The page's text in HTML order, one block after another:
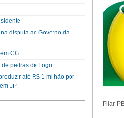
disputa ao Governo da
CG
de pedras de Fogo
até R$ 1 milhão por
JP
Pilar-PB